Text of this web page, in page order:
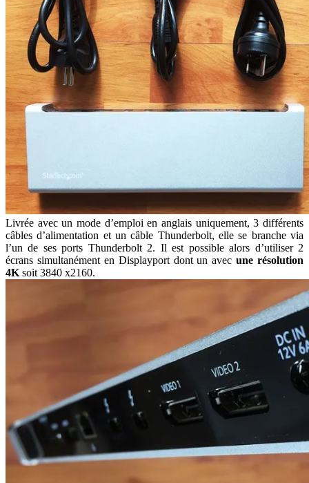
Livrée avec un mode d’emploi en anglais uniquement, 3 différents
câbles d’alimentation et un câble Thunderbolt, elle se branche via
l’un de ses ports Thunderbolt 2. Il est possible alors d’utiliser 2
écrans simultanément en Displayport dont un avecune résolution
4K soit 3840 x2160.